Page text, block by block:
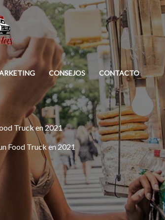
CONSEJOS CONTACTO
Truck en 2021
Food Truck en 2021